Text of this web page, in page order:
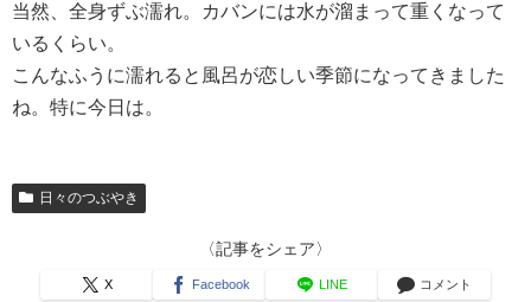
当然、全身ずぶ濡れ。カバンには水が溜まって重くなって
いるくらい。
こんなふうに濡れると風呂が恋しい季節になってきました
ね。特に今日は。
日々のつぶやき
〈記事をシェア〉
X Facebook LINE コメント